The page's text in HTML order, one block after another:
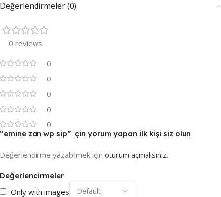
Değerlendirmeler (0)
0 reviews
0
0
0
0
0
Değerlendirmeler
Only with images
“emine zan wp sip” için yorum yapan ilk kişi siz olun
Değerlendirme yazabilmek için oturum açmalısınız.